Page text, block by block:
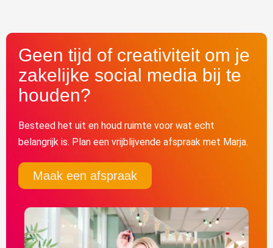
Geen tijd of creativiteit om je
zakelijke social media bij te
houden?
Besteed het uit en houd ruimte voor wat echt
belangrijk is. Plan een vrijblijvende afspraak met Marja.
Maak een afspraak